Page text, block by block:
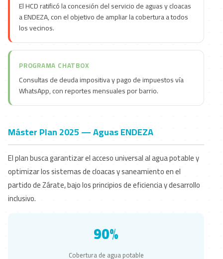
El HCD ratificó la concesión del servicio de aguas y cloacas
a ENDEZA, con el objetivo de ampliar la cobertura a todos
los vecinos.
PROGRAMA CHATBOX
Consultas de deuda impositiva y pago de impuestos vía
WhatsApp, con reportes mensuales por barrio.
Máster Plan 2025 — Aguas ENDEZA
El plan busca garantizar el acceso universal al agua potable y
optimizar los sistemas de cloacas y saneamiento en el
partido de Zárate, bajo los principios de eficiencia y desarrollo
inclusivo.
90%
Cobertura de agua potable